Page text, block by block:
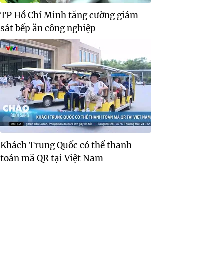
TP Hồ Chí Minh tăng cường giám
sát bếp ăn công nghiệp
Khách Trung Quốc có thể thanh
toán mã QR tại Việt Nam